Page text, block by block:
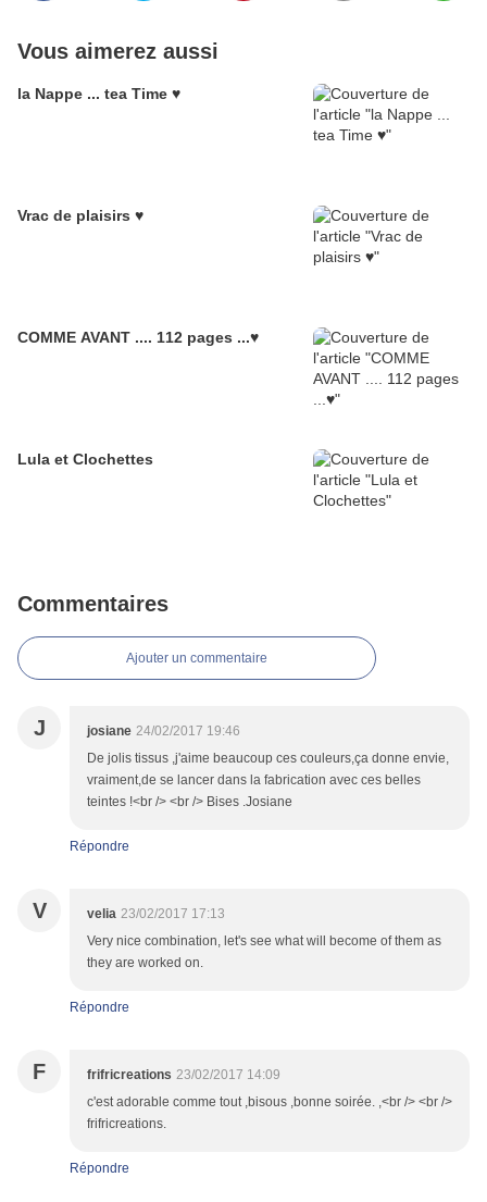
Vous aimerez aussi
la Nappe ... tea Time ♥
Vrac de plaisirs ♥
COMME AVANT .... 112 pages ...♥
Lula et Clochettes
Commentaires
Ajouter un commentaire
J josiane 24/02/2017 19:46
De jolis tissus ,j'aime beaucoup ces couleurs,ça donne envie,
vraiment,de se lancer dans la fabrication avec ces belles
teintes !<br /> <br /> Bises .Josiane
Répondre
V velia 23/02/2017 17:13
Very nice combination, let's see what will become of them as
they are worked on.
Répondre
F frifricreations 23/02/2017 14:09
c'est adorable comme tout ,bisous ,bonne soirée. ,<br /> <br />
frifricreations.
Répondre